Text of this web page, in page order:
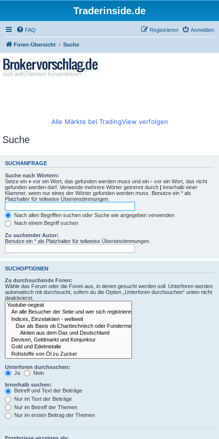
Traderinside.de
FAQ Anmelden
Registrieren
Foren-Übersicht Suche
Alle Märkte bei TradingView verfolgen
Suche
SUCHANFRAGE
Suche nach Wörtern:
Setze ein + vor ein Wort, das gefunden werden muss und ein - vor ein Wort, das nicht
gefunden werden darf. Verwende mehrere Wörter getrennt durch | innerhalb einer
Klammer, wenn nur eines der Wörter gefunden werden muss. Benutze ein * als
Platzhalter für teilweise Übereinstimmungen.
Nach allen Begriffen suchen oder Suche wie angegeben verwenden
Nach einem Begriff suchen
Zu suchender Autor:
Benutze ein * als Platzhalter für teilweise Übereinstimmungen.
SUCHOPTIONEN
Zu durchsuchende Foren:
Wähle das Forum oder die Foren aus, in denen gesucht werden soll. Unterforen werden
automatisch mit durchsucht, sofern du die Option „Unterforen durchsuchen“ unten nicht
deaktivierst.
Unterforen durchsuchen:
Ja
Nein
Innerhalb suchen:
Betreff und Text der Beiträge
Nur im Text der Beiträge
Nur im Betreff der Themen
Nur im ersten Beitrag der Themen